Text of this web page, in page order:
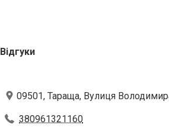
Відгуки
09501, Тараща, Вулиця
380961321160